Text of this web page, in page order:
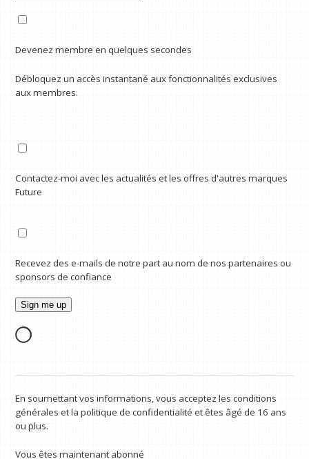
Devenez membre en quelques secondes
Débloquez un accès instantané aux fonctionnalités exclusives
aux membres.
Contactez-moi avec les actualités et les offres d'autres marques
Future
Recevez des e-mails de notre part au nom de nos partenaires ou
sponsors de confiance
En soumettant vos informations, vous acceptez les conditions
générales et la politique de confidentialité et êtes âgé de 16 ans
ou plus.
Vous êtes maintenant abonné